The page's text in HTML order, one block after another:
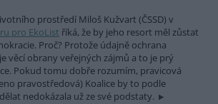
prostředí Miloš Kužvart (ČSSD) v
pro EkoList říká, že by jeho resort měl zůstat
Proč? Protože údajně ochrana
věcí obrany veřejných zájmů a to je prý
Pokud tomu dobře rozumím, pravicová
pravostředová) Koalice by to podle
nedokázala už ze své podstaty.